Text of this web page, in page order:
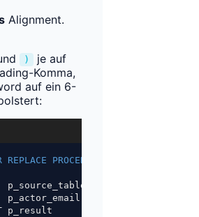
Alignment.
)
je auf
Komma,
auf ein 6-
REPLACE PROCEDURE
p_source_table_id
p_actor_email
p_result